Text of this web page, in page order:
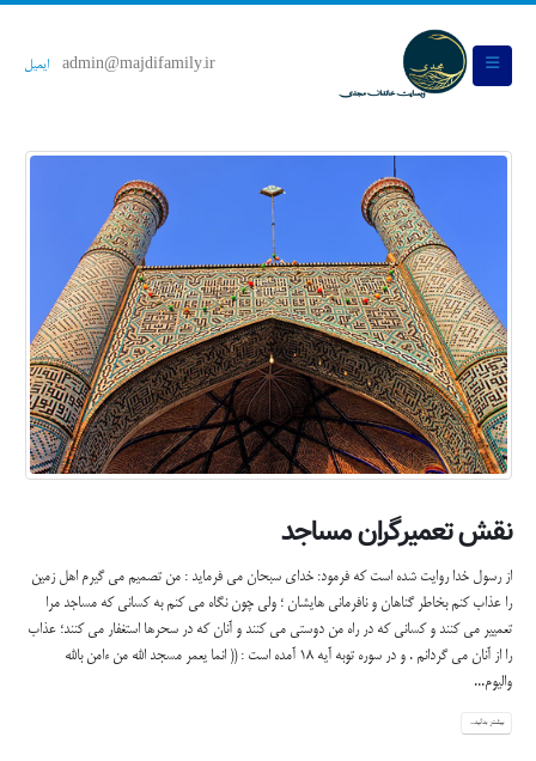
admin@majdifamily.ir ایمیل
نقش تعمیرگران مساجد
از رسول خدا روایت شده است که فرمود: خدای سبحان می فرماید : من تصمیم می گیرم اهل زمین
را عذاب کنم بخاطر گناهان و نافرمانی هایشان ؛ ولی چون نگاه می کنم به کسانی که مساجد مرا
تعمییر می کنند و کسانی که در راه من دوستی می کنند و آنان که در سحرها استغفار می کنند؛ عذاب
را از آنان می گردانم . و در سوره توبه آیه 18 آمده است : (( انما یعمر مسجد الله من ءامن بالله
والیوم...
بیشتر بدانید...